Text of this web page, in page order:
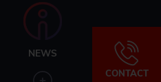
NEWS
CONTACT